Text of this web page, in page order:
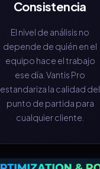
Consistencia
El nivel de análisis no
depende de quién en el
equipo hace el trabajo
ese día. Vantis Pro
estandariza la calidad del
punto de partida para
cualquier cliente.